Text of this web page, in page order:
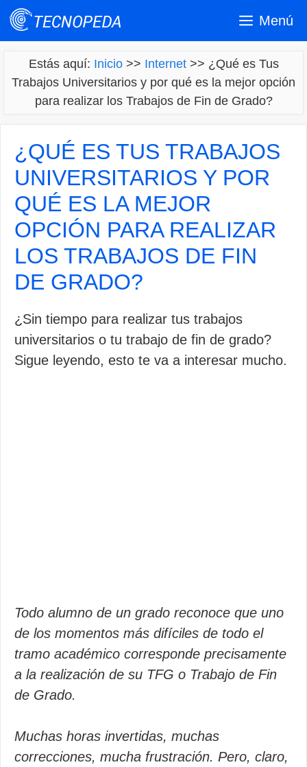
Saltar
Menú
Estás aquí: Inicio>> Internet>> ¿Qué es Tus
Trabajos Universitarios y por qué es la mejor opción
para realizar los Trabajos de Fin de Grado?
¿QUÉ ES TUS TRABAJOS
UNIVERSITARIOS Y POR
QUÉ ES LA MEJOR
OPCIÓN PARA REALIZAR
LOS TRABAJOS DE FIN
DE GRADO?
¿Sin tiempo para realizar tus trabajos
universitarios o tu trabajo de fin de grado?
Sigue leyendo, esto te va a interesar mucho.
Todo alumno de un grado reconoce que uno
de los momentos más difíciles de todo el
tramo académico corresponde precisamente
a la realización de su TFG o Trabajo de Fin
de Grado.
Muchas horas invertidas, muchas
correcciones, mucha frustración. Pero, claro,